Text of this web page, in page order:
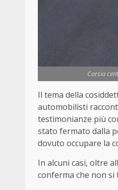
Corsia
Il tema della
automobilisti
testimonianze più
stato fermato dalla
dovuto occupare la
In alcuni casi, oltre
conferma che non si